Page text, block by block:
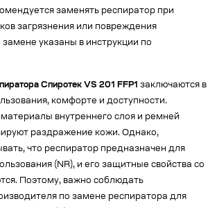
заменять респиратор при
загрязнения или повреждения
указаны в инструкции по
Спиротек VS 201 FFP1 заключаются в
комфорте и доступности.
материалы внутреннего слоя и ремней
раздражение кожи. Однако,
что респиратор предназначен для
(NR), и его защитные свойства со
Поэтому, важно соблюдать
по замене респиратора для